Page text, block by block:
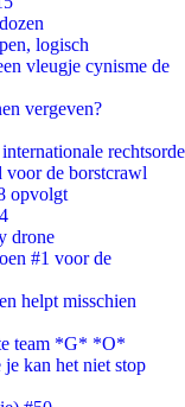
logisch
vleugje cynisme de
vergeven?
rechtsorde
voor de borstcrawl
opvolgt
drone
#1 voor de
helpt misschien
team *G* *O*
kan het niet stop